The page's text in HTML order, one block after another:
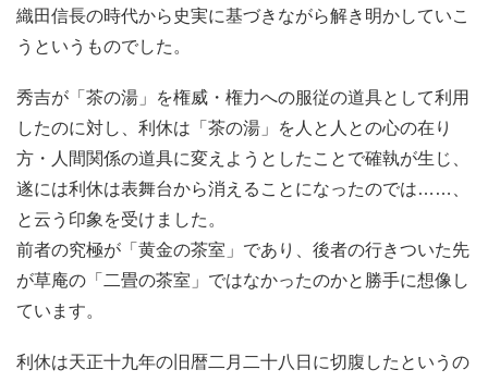
織田信長の時代から史実に基づきながら解き明かしていこ
うというものでした。
秀吉が「茶の湯」を権威・権力への服従の道具として利用
したのに対し、利休は「茶の湯」を人と人との心の在り
方・人間関係の道具に変えようとしたことで確執が生じ、
遂には利休は表舞台から消えることになったのでは……、
と云う印象を受けました。
前者の究極が「黄金の茶室」であり、後者の行きついた先
が草庵の「二畳の茶室」ではなかったのかと勝手に想像し
ています。
利休は天正十九年の旧暦二月二十八日に切腹したというの